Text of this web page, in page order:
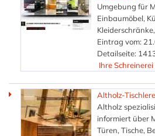
Umgebung für
Einbaumöbel,
Eintrag vom:
Detailseite:
Ihre
Altholz-
Altholz
informiert über
Türen, Tische,